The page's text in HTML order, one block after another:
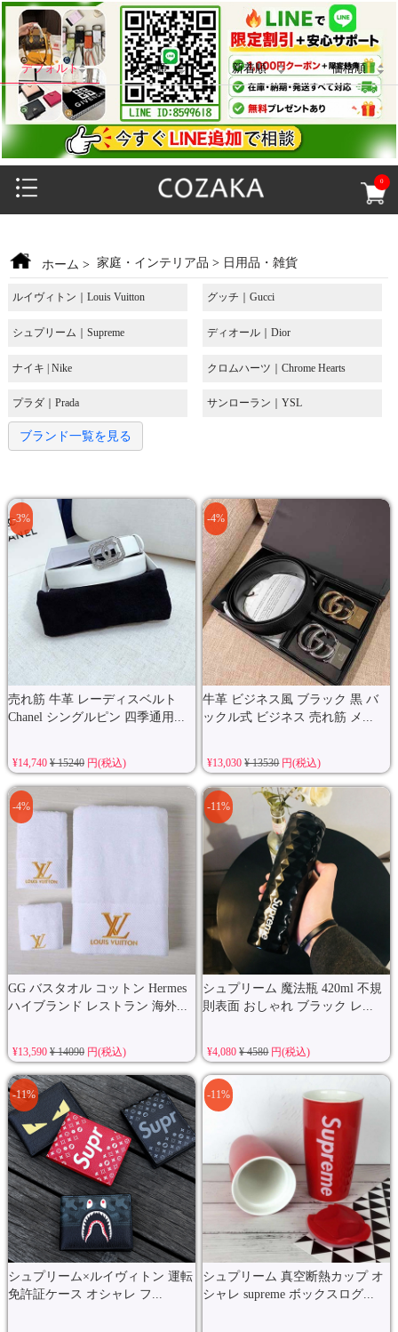
0
デフォルト 人気順 新着順 価格順
ホーム > 家庭・インテリア品 > 日用品・雑貨
ルイヴィトン｜Louis Vuitton グッチ｜Gucci
シュプリーム｜Supreme ディオール｜Dior
ナイキ | Nike クロムハーツ｜Chrome Hearts
プラダ｜Prada サンローラン｜YSL
ブランド一覧を見る
売れ筋 牛革 レーディスベルト
Chanel シングルピン 四季通用...
-3%
¥14,740 ¥ 15240円(税込)
牛革 ビジネス風 ブラック 黒 バ
ックル式 ビジネス 売れ筋 メ...
-4%
¥13,030¥ 13530円(税込)
GG バスタオル コットン Hermes
ハイブランド レストラン 海外...
-4%
¥13,590 ¥ 14090円(税込)
シュプリーム 魔法瓶 420ml 不規
則表面 おしゃれ ブラック レ...
-11%
¥4,080¥ 4580円(税込)
シュプリーム×ルイヴィトン 運転
免許証ケース オシャレ フ...
-11%
シュプリーム 真空断熱カップ オ
シャレ supreme ボックスログ...
-11%